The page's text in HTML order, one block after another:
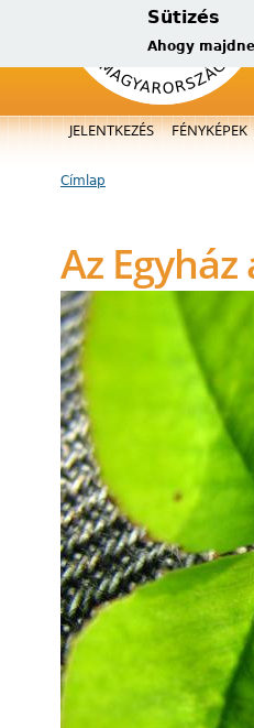
Sütizés
Ahogy
Főmenü
JELENTKEZÉS FÉNYKÉPEK
Jelenlegi hely
Címlap
Az